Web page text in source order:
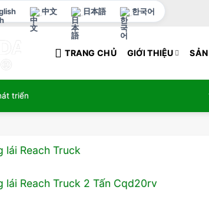
中文 日本語 한국어
TRANG CHỦ GIỚI THIỆU
triển